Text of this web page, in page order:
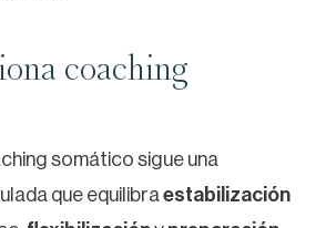
coaching
somático sigue una
que equilibra estabilización